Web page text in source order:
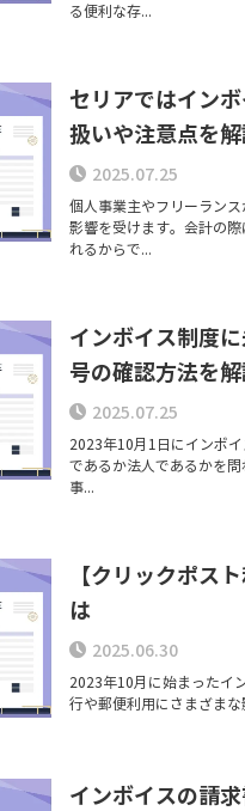
る便利な存...
セリアではイン
扱いや注意点を
2025.07.25
個人事業主やフリーラン
影響を受けます。会計の
れるからで...
インボイス制度
号の確認方法を
2025.07.25
2023年10月1日にインボ
であるか法人であるかを
事...
【クリックポス
は
2025.06.30
2023年10月に始まったイ
行や郵便利用にさまざま
インボイスの請